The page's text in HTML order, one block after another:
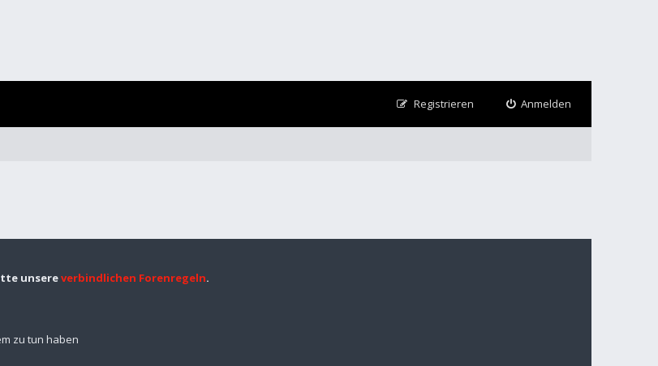
Anmelden
Registrieren
unsereverbindlichen Forenregeln.
zu tun haben